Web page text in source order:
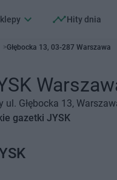
Hity dnia
>Głębocka 13, 03-287 Warszawa
ul. Głębocka 13,
gazetki JYSK